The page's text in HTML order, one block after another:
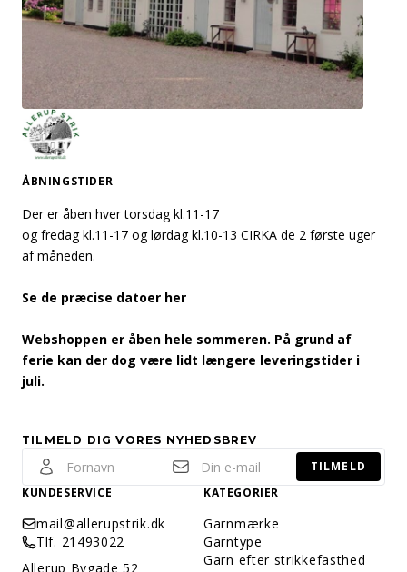
ÅBNINGSTIDER
Der er åben hver torsdag kl.11-17
og fredag kl.11-17 og lørdag kl.10-13 CIRKA de 2 første uger
af måneden.
Se de præcise datoer her
Webshoppen er åben hele sommeren. På grund af
ferie kan der dog være lidt længere leveringstider i
juli.
TILMELD DIG VORES NYHEDSBREV
TILMELD
KUNDESERVICE
mail@allerupstrik.dk
Tlf. 21493022
Allerup Bygade 52
KATEGORIER
Garnmærke
Garntype
Garn efter strikkefasthed